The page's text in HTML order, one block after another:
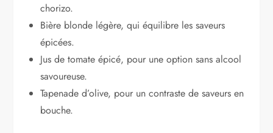
chorizo.
Bière blonde légère, qui équilibre les saveurs
épicées.
Jus de tomate épicé, pour une option sans alcool
savoureuse.
Tapenade d’olive, pour un contraste de saveurs en
bouche.